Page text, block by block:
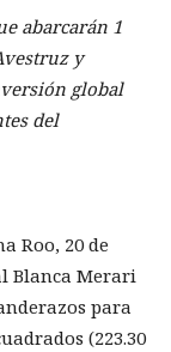
abarcarán 1
y
global
del
Roo, 20 de
Blanca Merari
para
(223.30